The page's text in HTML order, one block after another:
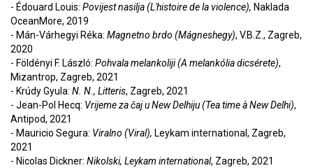
- Édouard Louis: Povijest nasilja (L'histoire de la violence), Naklada
OceanMore, 2019
- Mán-Várhegyi Réka: Magnetno brdo (Mágneshegy), V.B.Z., Zagreb,
2020
- Földényi F. László: Pohvala melankoliji (A melankólia dicsérete),
Mizantrop, Zagreb, 2021
- Krúdy Gyula: N. N., Litteris, Zagreb, 2021
- Jean-Pol Hecq: Vrijeme za čaj u New Delhiju (Tea time à New Delhi),
Antipod, 2021
- Mauricio Segura: Viralno (Viral), Leykam international, Zagreb,
2021
- Nicolas Dickner: Nikolski, Leykam international, Zagreb, 2021